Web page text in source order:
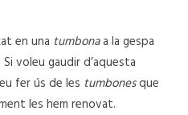
en una tumbonaa la gespa
voleu gaudir d’aquesta
fer ús de les tumbonesque
les hem renovat.